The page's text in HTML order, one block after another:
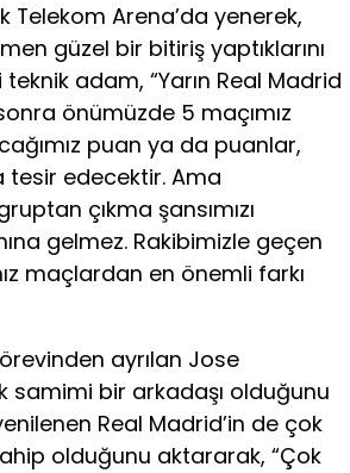
Telekom Arena’da yenerek,
güzel bir bitiriş yaptıklarını
adam, “Yarın Real Madrid
önümüzde 5 maçımız
puan ya da puanlar,
tesir edecektir. Ama
çıkma şansımızı
gelmez. Rakibimizle geçen
maçlardan en önemli farkı
ayrılan Jose
samimi bir arkadaşı olduğunu
Real Madrid’in de çok
olduğunu aktararak, “Çok